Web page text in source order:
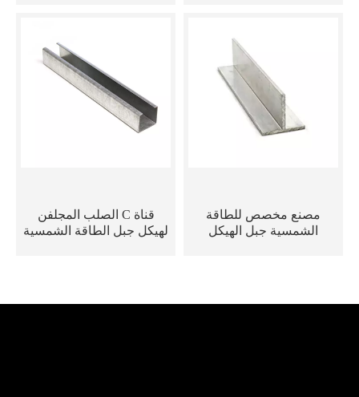
مصنع مخصص للطاقة
الشمسية جبل الهيكل
قناة C الصلب المجلفن
لهيكل جبل الطاقة الشمسية